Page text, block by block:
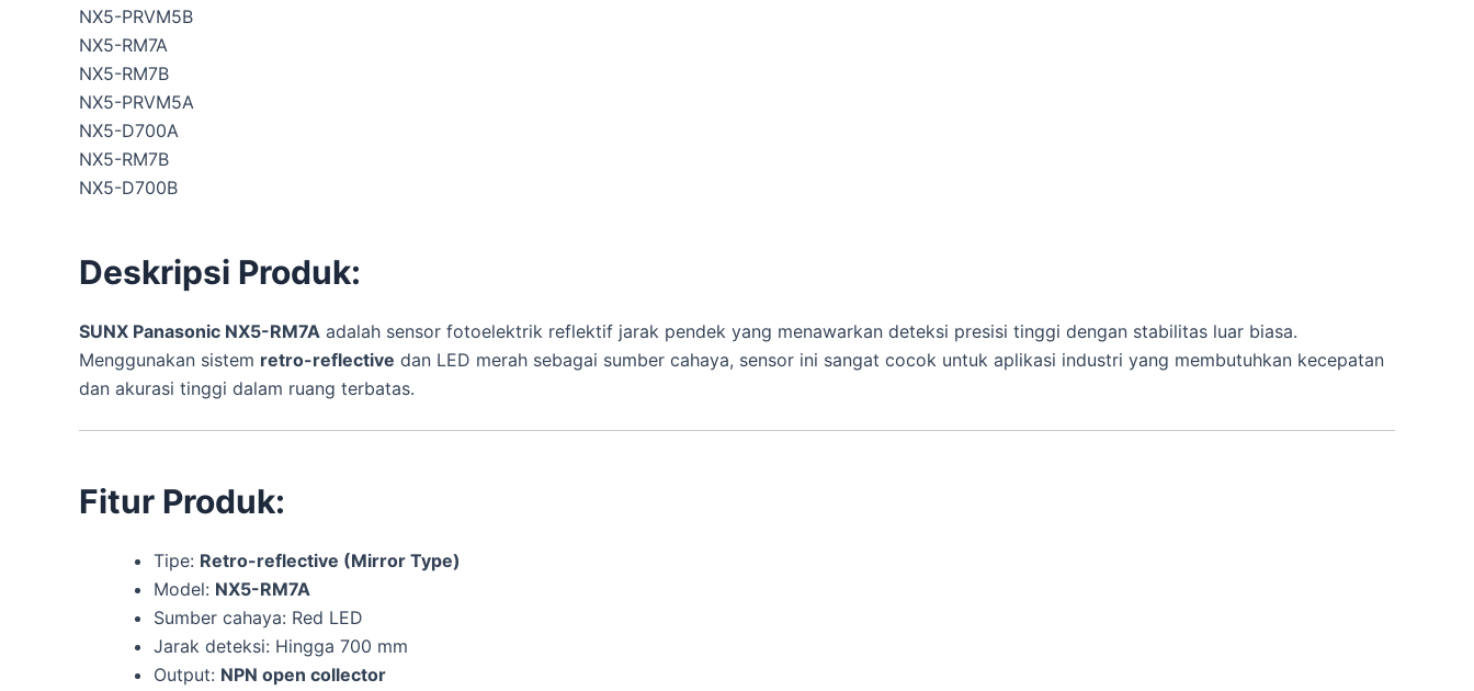
NX5-PRVM5B
NX5-RM7A
NX5-RM7B
NX5-PRVM5A
NX5-D700A
NX5-RM7B
NX5-D700B
Deskripsi Produk:
SUNX Panasonic NX5-RM7A adalah sensor fotoelektrik reflektif jarak pendek yang menawarkan deteksi presisi tinggi dengan stabilitas luar biasa.
Menggunakan sistem retro-reflective dan LED merah sebagai sumber cahaya, sensor ini sangat cocok untuk aplikasi industri yang membutuhkan kecepatan
dan akurasi tinggi dalam ruang terbatas.
Fitur Produk:
Tipe: Retro-reflective (Mirror Type)
Model: NX5-RM7A
Sumber cahaya: Red LED
Jarak deteksi: Hingga 700 mm
Output: NPN open collector